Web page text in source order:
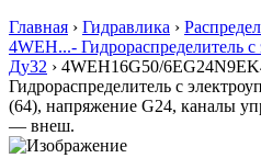
Главная › Гидравлика ›
4WEH...- Гидрораспределитель
Ду32 › 4WEH16G50/
Гидрораспределитель с
(64), напряжение G24, каналы
— внеш.